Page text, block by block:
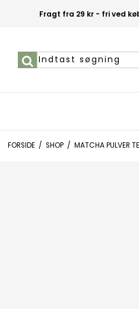
Fragt fra 29 kr - fri ved
FORSIDE / SHOP / MATCHA PULVER TE